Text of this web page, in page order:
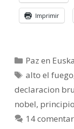
Imprimir
Categorías
Paz en
Etiquetas
alto el fuego
declaracion
nobel,
14